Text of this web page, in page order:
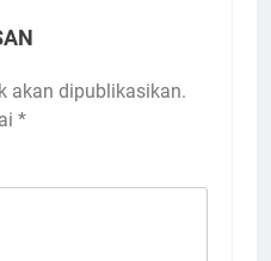
akan dipublikasikan.
*